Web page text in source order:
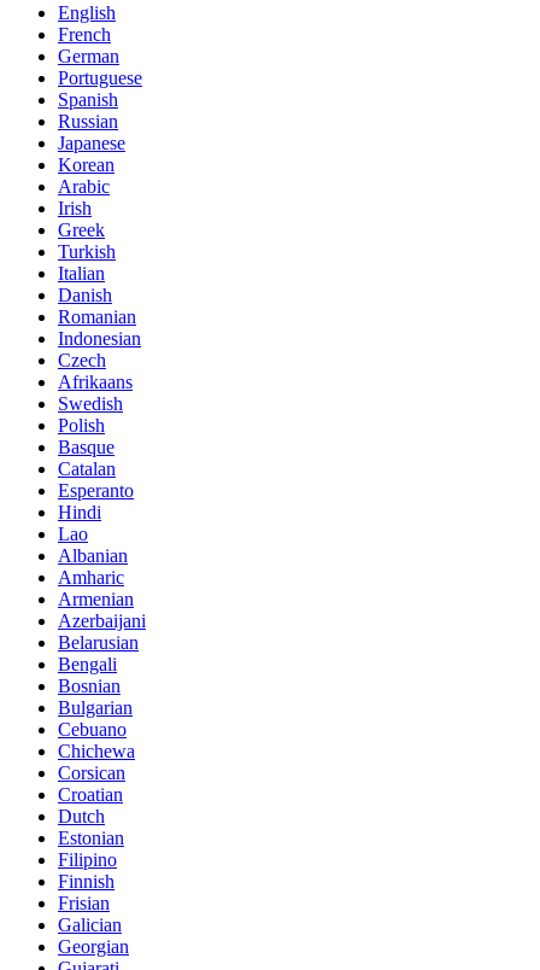
English
French
German
Portuguese
Spanish
Russian
Japanese
Korean
Arabic
Irish
Greek
Turkish
Italian
Danish
Romanian
Indonesian
Czech
Afrikaans
Swedish
Polish
Basque
Catalan
Esperanto
Hindi
Lao
Albanian
Amharic
Armenian
Azerbaijani
Belarusian
Bengali
Bosnian
Bulgarian
Cebuano
Chichewa
Corsican
Croatian
Dutch
Estonian
Filipino
Finnish
Frisian
Galician
Georgian